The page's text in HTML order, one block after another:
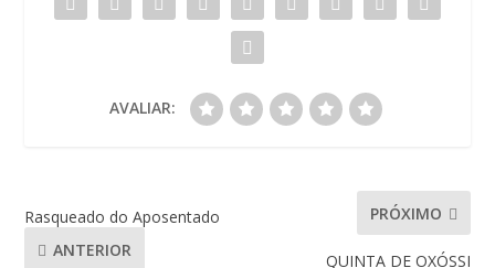
AVALIAR:
Rasqueado do Aposentado
ANTERIOR
PRÓXIMO
QUINTA DE OXÓSSI